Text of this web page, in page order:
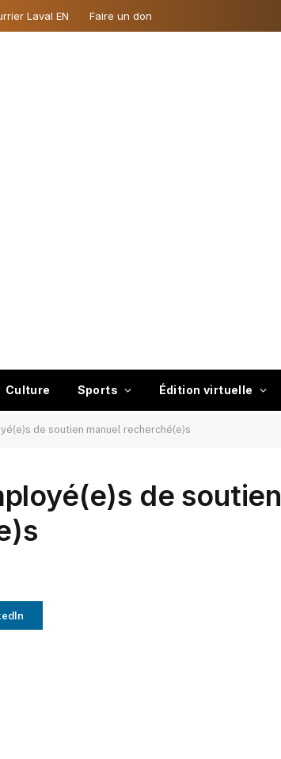
Laval EN Faire un don
Culture Sports Édition virtuelle
de soutien manuel recherché(e)s
de soutien